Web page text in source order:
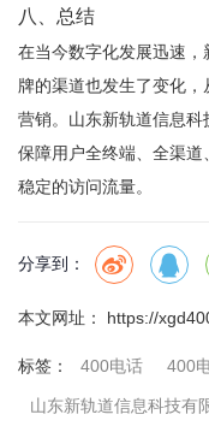
八、总结
在当今数字化发展迅速
牌的渠道也发生了变化
营销。 山东新轨道信息科
保障用户全终端、全渠
稳定的访问流量。
分享到：
本文网址： https://
标签： 400电话 400
山东新轨道信息科技有